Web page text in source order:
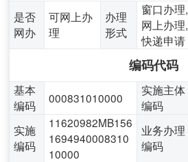
是否
网办
可网上办
理
办理
形式
窗口办理,
网上办理,
快递申请
编码代码
基本
编码
000831010000
实施主体
编码
实施
编码
11620982MB156
1694940008310
10000
业务办理
编码